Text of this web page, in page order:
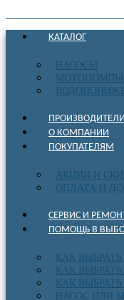
КАТАЛОГ
НАСОСЫ
МОТОПОМПЫ
ПРОИЗВОДИТЕЛИ
О КОМПАНИИ
ПОКУПАТЕЛЯМ
АКЦИИ И
ОПЛАТА И
СЕРВИС И
ПОМОЩЬ В
КАК
КАК
КАК ВЫБРАТЬ
НАСОС ИЛИ